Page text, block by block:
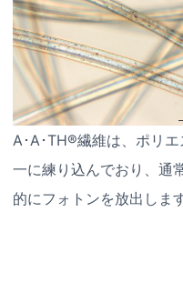
A･A･TH®繊維は、ポリ
一に練り込んでおり、通
的にフォトンを放出します